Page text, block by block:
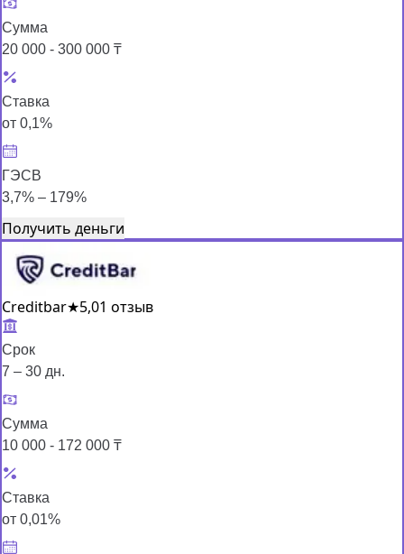
Сумма
20 000 - 300 000 ₸
Ставка
от 0,1%
ГЭСВ
3,7% – 179%
Получить деньги
Creditbar★5,01 отзыв
Срок
7 – 30 дн.
Сумма
10 000 - 172 000 ₸
Ставка
от 0,01%